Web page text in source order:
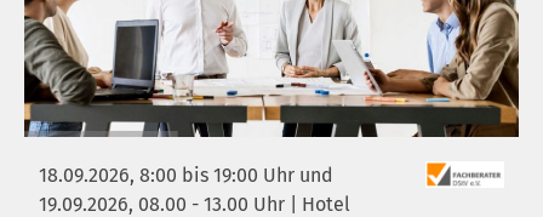
18.09.2026, 8:00 bis 19:00 Uhr und
19.09.2026, 08.00 - 13.00 Uhr | Hotel